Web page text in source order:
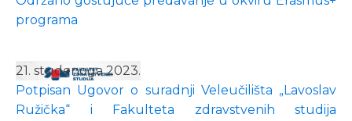
programa
21. studenoga 2023.
Potpisan Ugovor o suradnji Veleučilišta „Lavoslav
Ružička“ i Fakulteta zdravstvenih studija